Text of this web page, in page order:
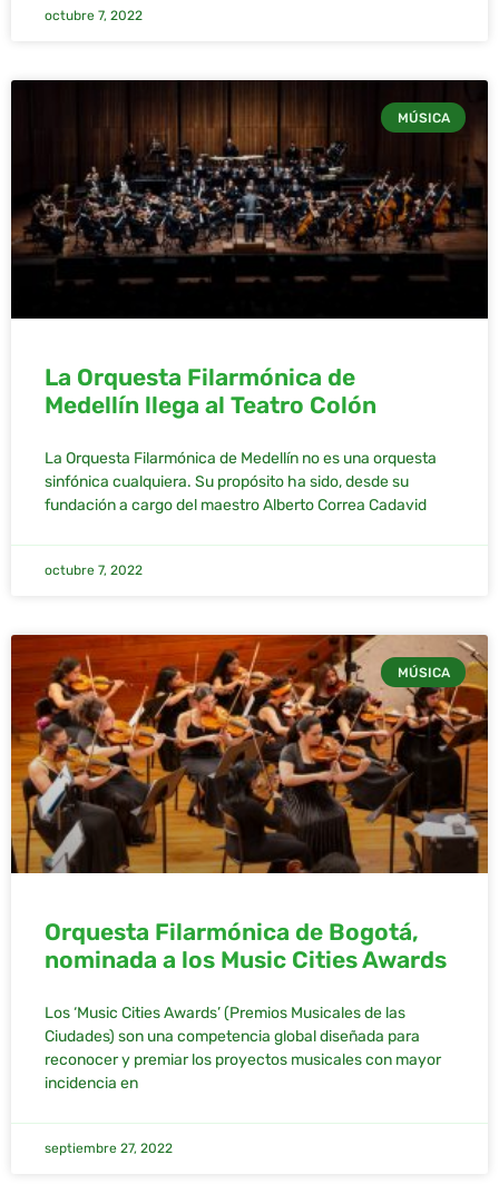
octubre 7, 2022
MÚSICA
La Orquesta Filarmónica de
Medellín llega al Teatro Colón
La Orquesta Filarmónica de Medellín no es una orquesta
sinfónica cualquiera. Su propósito ha sido, desde su
fundación a cargo del maestro Alberto Correa Cadavid
octubre 7, 2022
MÚSICA
Orquesta Filarmónica de Bogotá,
nominada a los Music Cities Awards
Los ‘Music Cities Awards’ (Premios Musicales de las
Ciudades) son una competencia global diseñada para
reconocer y premiar los proyectos musicales con mayor
incidencia en
septiembre 27, 2022